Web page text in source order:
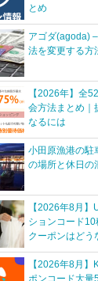
とめ
アゴダ(agoda)
法を変更する方
【2026年】全
会方法まとめ｜
なるには
小田原漁港の駐
の場所と休日の
【2026年8月
ションコード
クーポンはどう
【2026年8月
ポンコード大